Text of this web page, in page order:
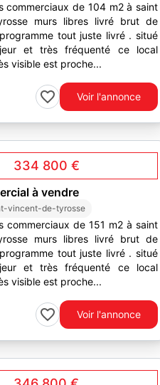
commerciaux de 104 m2 à saint
brut de
tout juste livré . situé
et très fréquenté ce local
visible est proche...
Voir l'annonce
334 800 €
à vendre
vincent-de-tyrosse
commerciaux de 151 m2 à saint
brut de
tout juste livré . situé
et très fréquenté ce local
visible est proche...
Voir l'annonce